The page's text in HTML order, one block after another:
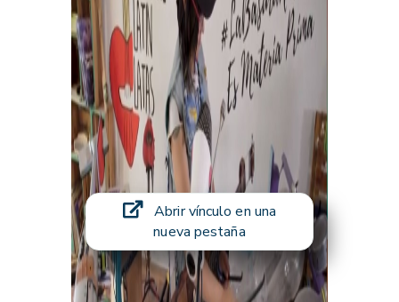
Abrir vínculo en una
nueva pestaña